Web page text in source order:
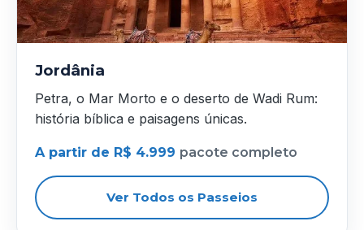
Jordânia
Petra, o Mar Morto e o deserto de Wadi Rum:
história bíblica e paisagens únicas.
A partir de R$ 4.999 pacote completo
Ver Todos os Passeios